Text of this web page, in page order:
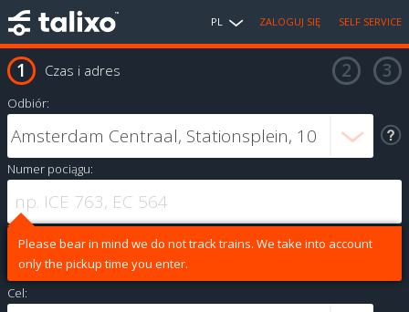
PL ZALOGUJ SIĘ SELF SERVICE
Czas i adres
Odbiór:
Numer pociągu:
Please bear in mind we do not track trains. We take into account
only the pickup time you enter.
Cel: